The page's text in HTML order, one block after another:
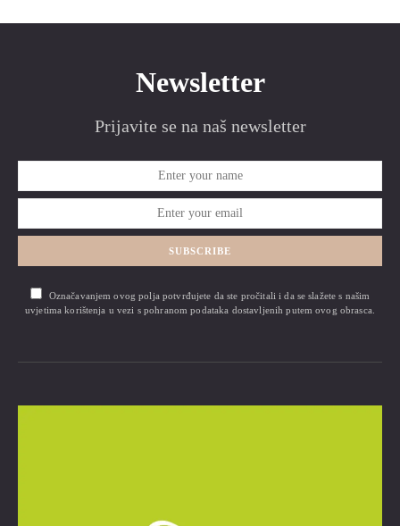
Newsletter
Prijavite se na naš newsletter
SUBSCRIBE
Označavanjem ovog polja potvrđujete da ste pročitali i da se slažete s našim
uvjetima korištenja u vezi s pohranom podataka dostavljenih putem ovog obrasca.